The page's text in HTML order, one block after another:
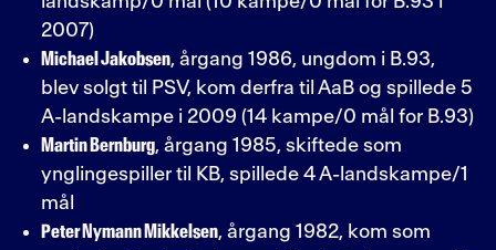
2007)
Michael Jakobsen, årgang 1986, ungdom i B.93,
blev solgt til PSV, kom derfra til AaB og spillede 5
A-landskampe i 2009 (14 kampe/0 mål for B.93)
Martin Bernburg, årgang 1985, skiftede som
ynglingespiller til KB, spillede 4 A-landskampe/1
mål
Peter Nymann Mikkelsen, årgang 1982, kom som